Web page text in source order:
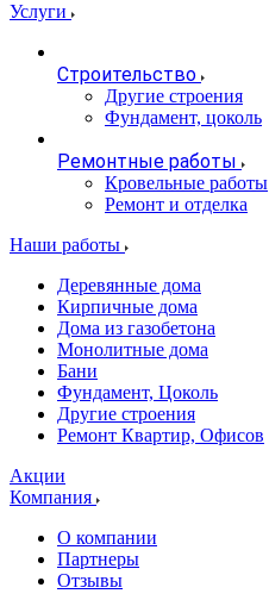
Услуги
Строительство
Другие строения
Фундамент, цоколь
Ремонтные работы
Кровельные работы
Ремонт и отделка
Наши работы
Деревянные дома
Кирпичные дома
Дома из газобетона
Монолитные дома
Бани
Фундамент, Цоколь
Другие строения
Ремонт Квартир, Офисов
Акции
Компания
О компании
Партнеры
Отзывы